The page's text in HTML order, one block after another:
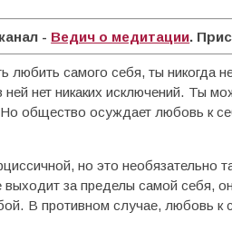
- Ведич о медитации.
любить самого себя, ты никогда
ней нет никаких исключений. Ты
общество осуждает любовь к
но это необязательно
выходит за пределы самой себя,
В противном случае, любовь к